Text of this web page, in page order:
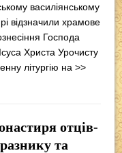
василіянському
відзначили храмове
Господа
Христа Урочисту
літургію на>>
отців-
та